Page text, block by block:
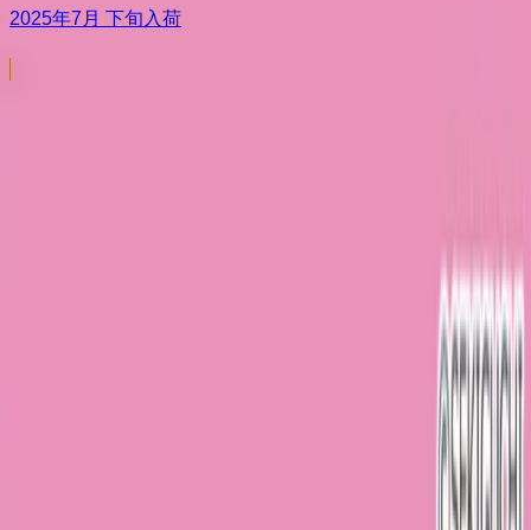
2025年7月 下旬入荷